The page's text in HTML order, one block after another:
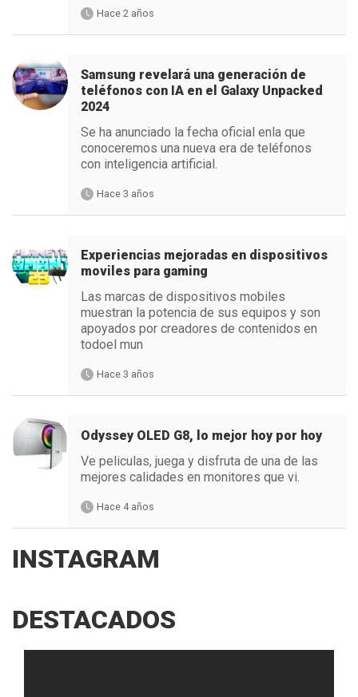
Hace 2 años
Samsung revelará una generación de
teléfonos con IA en el Galaxy Unpacked
2024
Se ha anunciado la fecha oficial enla que
conoceremos una nueva era de teléfonos
con inteligencia artificial.
Hace 3 años
Experiencias mejoradas en dispositivos
moviles para gaming
Las marcas de dispositivos mobiles
muestran la potencia de sus equipos y son
apoyados por creadores de contenidos en
todoel mun
Hace 3 años
Odyssey OLED G8, lo mejor hoy por hoy
Ve peliculas, juega y disfruta de una de las
mejores calidades en monitores que vi.
Hace 4 años
INSTAGRAM
DESTACADOS